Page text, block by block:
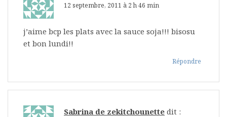
12 septembre, 2011 à 2 h 46 min
j’aime bcp les plats avec la sauce soja!!! bisosu
et bon lundi!!
Répondre
Sabrina de zekitchounette dit :